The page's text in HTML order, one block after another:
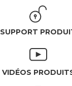
SUPPORT
VIDÉOS